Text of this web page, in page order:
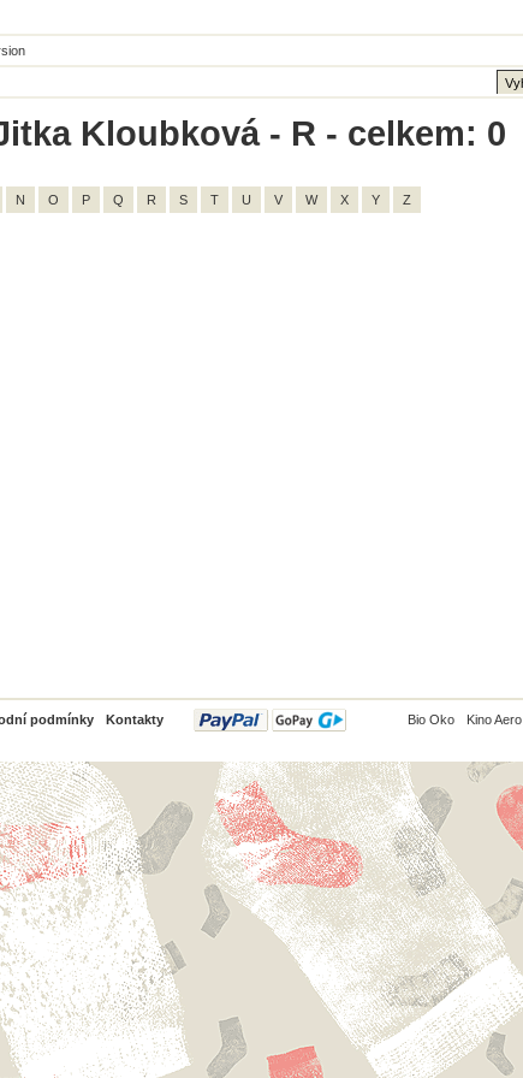
Kloubková - R - celkem: 0
N O P Q R S T U V W X Y Z
podmínky Kontakty Bio Oko Kino Aero